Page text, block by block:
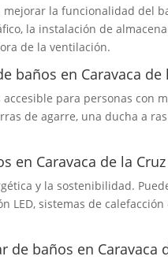
mejorar la funcionalidad del
la instalación de
de la ventilación.
baños en Caravaca de
para personas con
de agarre, una ducha a
en Caravaca de la Cruz
y la sostenibilidad.
LED, sistemas de
de baños en Caravaca